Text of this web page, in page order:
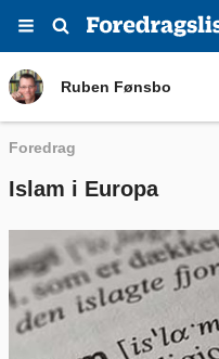
Ruben Fønsbo
Foredrag
Islam i Europa